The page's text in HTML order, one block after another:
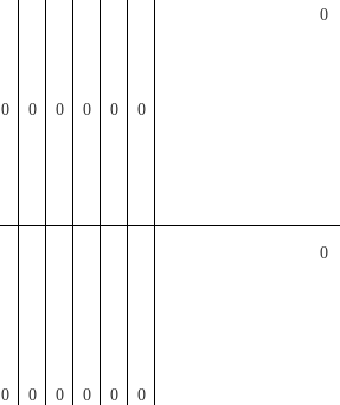
0 0 0 0 0 0
0
0 0 0 0 0 0
0